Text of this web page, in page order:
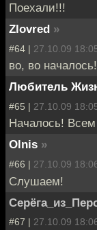
Поехали!!!
Zlovred »
#64 | 27.10.09
во, во
Любитель
#65 | 27.10.09
Началось!
Olnis »
#66 | 27.10.09
Слушаем!
#67 | 27.10.09